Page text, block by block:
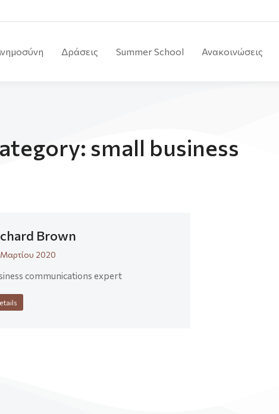
Δράσεις Summer School Ανακοινώσεις
small business
Brown
2020
communications expert